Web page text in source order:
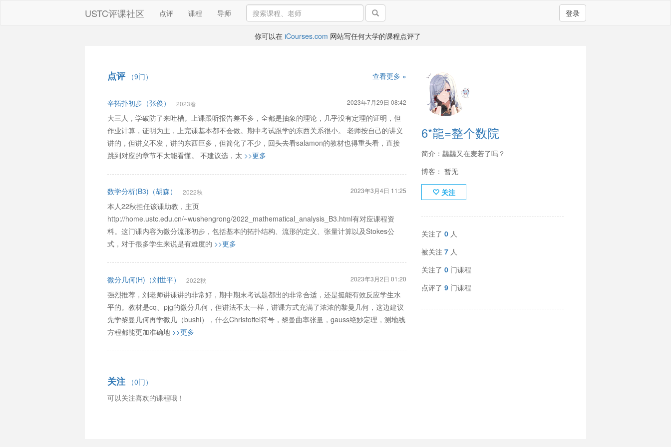
USTC评课社区 点评 课程 导师 登录
你可以在 iCourses.com 网站写任何大学的课程点评了
点评（9门） 查看更多 »
辛拓扑初步（张俊） 2023春 2023年7月29日 08:42
大三人，学破防了来吐槽。上课跟听报告差不多，全都是抽象的理论，几乎没有定理的证明，但
作业计算，证明为主，上完课基本都不会做。期中考试跟学的东西关系很小。 老师按自己的讲义
讲的，但讲义不发，讲的东西巨多，但简化了不少，回头去看salamon的教材也得重头看，直接
跳到对应的章节不太能看懂。 不建议选，太 >>更多
数学分析(B3)（胡森） 2022秋 2023年3月4日 11:25
本人22秋担任该课助教，主页
http://home.ustc.edu.cn/~wushengrong/2022_mathematical_analysis_B3.html有对应课程资
料。这门课内容为微分流形初步，包括基本的拓扑结构、流形的定义、张量计算以及Stokes公
式，对于很多学生来说是有难度的 >>更多
微分几何(H)（刘世平） 2022秋 2023年3月2日 01:20
强烈推荐，刘老师讲课讲的非常好，期中期末考试题都出的非常合适，还是挺能有效反应学生水
平的。教材是cq、pjg的微分几何，但讲法不太一样，讲课方式充满了浓浓的黎曼几何，这边建议
先学黎曼几何再学微几（bushi），什么Christoffel符号，黎曼曲率张量，gauss绝妙定理，测地线
方程都能更加准确地 >>更多
关注（0门）
可以关注喜欢的课程哦！
6*龍=整个数院
简介：龘龘又在麦若了吗？
博客： 暂无
关注
关注了0 人
被关注7 人
关注了0 门课程
点评了9 门课程